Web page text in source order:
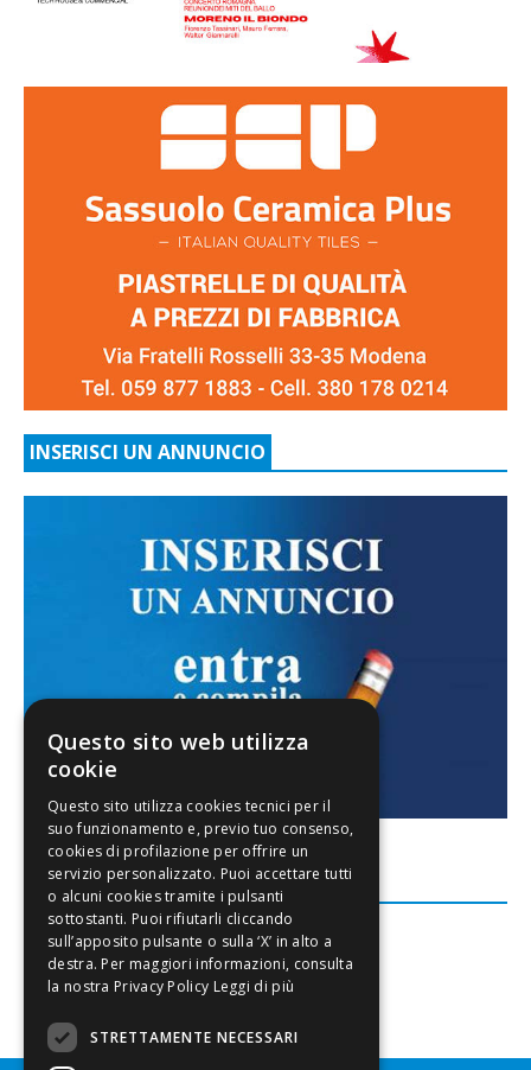
INSERISCI UN ANNUNCIO
FACEBOOK
Questo sito web utilizza
cookie
Leggi di più
STRETTAMENTE NECESSARI